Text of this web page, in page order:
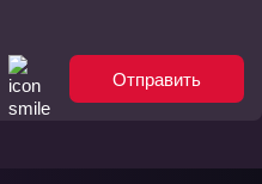
Отправить